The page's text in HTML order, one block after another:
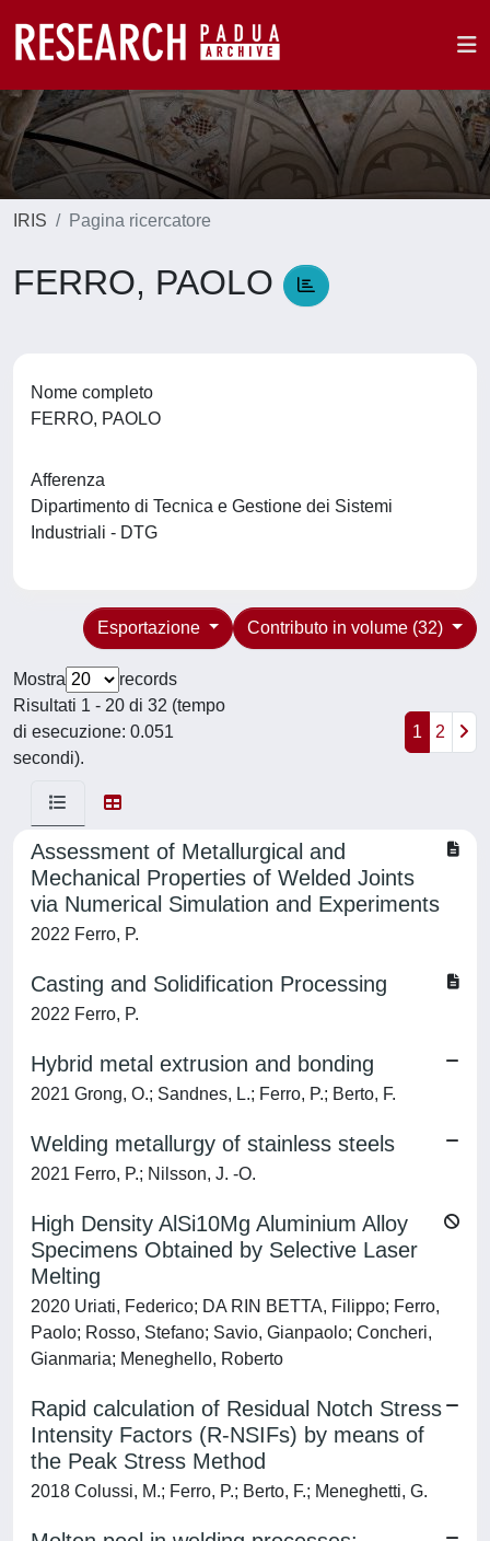
IRIS Pagina ricercatore
FERRO, PAOLO
Nome completo
FERRO, PAOLO
Afferenza
Dipartimento di Tecnica e Gestione dei Sistemi
Industriali - DTG
Contributo in volume (32)
Esportazione
Mostra
records
Risultati 1 - 20 di 32 (tempo
di esecuzione: 0.051
secondi).
1 2
Assessment of Metallurgical and
Mechanical Properties of Welded Joints
via Numerical Simulation and Experiments
2022 Ferro, P.
Casting and Solidification Processing
2022 Ferro, P.
Hybrid metal extrusion and bonding
2021 Grong, O.; Sandnes, L.; Ferro, P.; Berto, F.
Welding metallurgy of stainless steels
2021 Ferro, P.; Nilsson, J. -O.
High Density AlSi10Mg Aluminium Alloy
Specimens Obtained by Selective Laser
Melting
2020 Uriati, Federico; DA RIN BETTA, Filippo; Ferro,
Paolo; Rosso, Stefano; Savio, Gianpaolo; Concheri,
Gianmaria; Meneghello, Roberto
Rapid calculation of Residual Notch Stress
Intensity Factors (R-NSIFs) by means of
the Peak Stress Method
2018 Colussi, M.; Ferro, P.; Berto, F.; Meneghetti, G.